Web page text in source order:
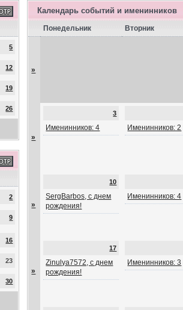
5
12
19
26
2
9
16
23
30
Календарь событий и именинников
Понедельник Вторник
»
»
3
Именинников: 4 Именинников: 2
»
10
SergBarbos, с днем
рождения!
Именинников: 4
»
17
Zinulya7572, с днем
рождения!
Именинников: 3